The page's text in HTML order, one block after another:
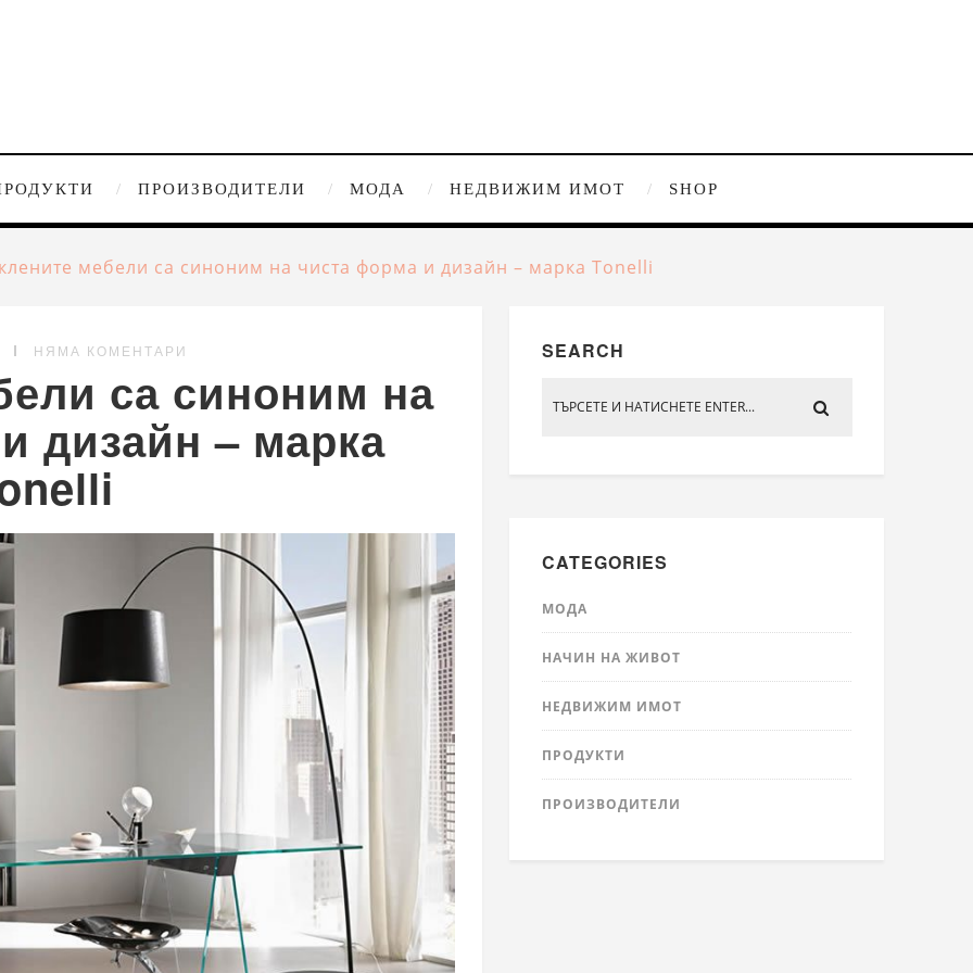
ПРОИЗВОДИТЕЛИ МОДА НЕДВИЖИМ ИМОТ SHOP
мебели са синоним на чиста форма и дизайн – марка Tonelli
НЯМА КОМЕНТАРИ
са синоним на
дизайн – марка
SEARCH
CATEGORIES
МОДА
НАЧИН НА ЖИВОТ
НЕДВИЖИМ ИМОТ
ПРОДУКТИ
ПРОИЗВОДИТЕЛИ